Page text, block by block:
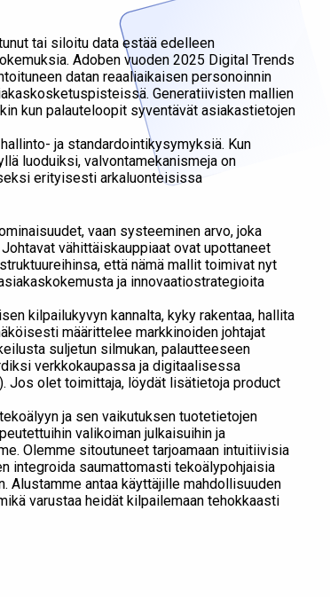
tai siloitu data estää edelleen
Adoben vuoden 2025 Digital Trends
datan reaaliaikaisen personoinnin
Generatiivisten mallien
kun palauteloopit syventävät asiakastietojen
ja standardointikysymyksiä. Kun
luoduiksi, valvontamekanismeja on
erityisesti arkaluonteisissa
vaan systeeminen arvo, joka
vähittäiskauppiaat ovat upottaneet
että nämä mallit toimivat nyt
ja innovaatiostrategioita
kilpailukyvyn kannalta, kyky rakentaa, hallita
määrittelee markkinoiden johtajat
suljetun silmukan, palautteeseen
verkkokaupassa ja digitaalisessa
Jos olet toimittaja, löydät lisätietoja product
ja sen vaikutuksen tuotetietojen
valikoiman julkaisuihin ja
Olemme sitoutuneet tarjoamaan intuitiivisia
integroida saumattomasti tekoälypohjaisia
Alustamme antaa käyttäjille mahdollisuuden
varustaa heidät kilpailemaan tehokkaasti